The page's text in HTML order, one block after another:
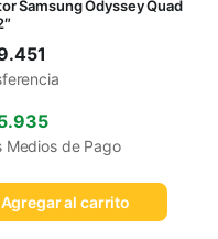
Samsung Odyssey Quad
Medios de Pago
Agregar al carrito